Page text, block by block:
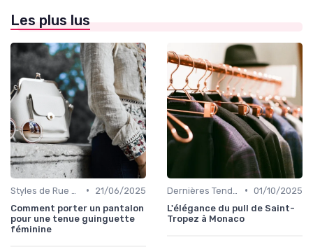
Les plus lus
•
21/06/2025
Comment porter un pantalon
pour une tenue guinguette
féminine
• 01/10/2025
L'élégance du pull de Saint-
Tropez à Monaco